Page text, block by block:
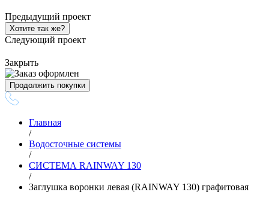
Предыдущий проект
Хотите так же?
Следующий проект
Закрыть
Продолжить покупки
Главная
/
Водосточные системы
/
СИСТЕМА RAINWAY 130
/
Заглушка воронки левая (RAINWAY 130) графитовая